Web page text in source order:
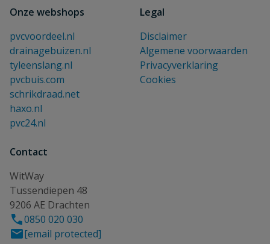
Onze webshops
pvcvoordeel.nl
drainagebuizen.nl
tyleenslang.nl
pvcbuis.com
schrikdraad.net
haxo.nl
pvc24.nl
Legal
Disclaimer
Algemene voorwaarden
Privacyverklaring
Cookies
Contact
WitWay
Tussendiepen 48
9206 AE Drachten
0850 020 030
[email protected]